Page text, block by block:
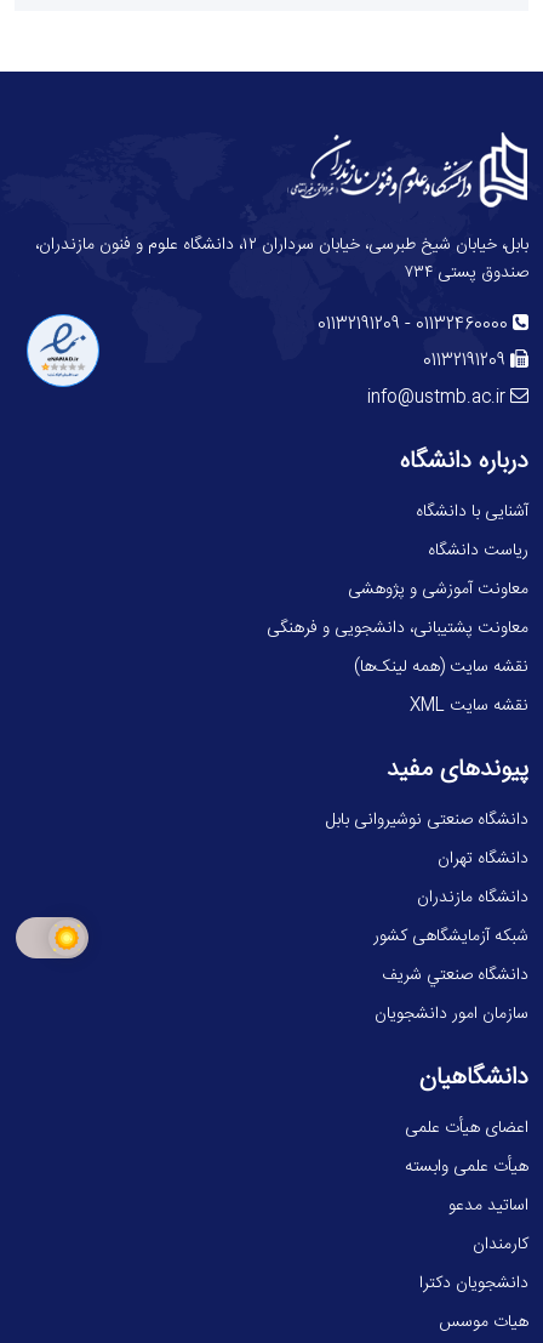
بابل، خیابان شیخ طبرسی، خیابان سرداران ۱۲، دانشگاه علوم و فنون مازندران،
صندوق پستی ۷۳۴
01132460000
-
01132191209
01132191209
info@ustmb.ac.ir
درباره دانشگاه
آشنایی با دانشگاه
ریاست دانشگاه
معاونت آموزشی و پژوهشی
معاونت پشتیبانی، دانشجویی و فرهنگی
نقشه سایت (همه لینک‌ها)
نقشه سایت XML
پیوندهای مفید
دانشگاه صنعتی نوشیروانی بابل
دانشگاه تهران
دانشگاه مازندران
شبکه آزمایشگاهی کشور
دانشگاه صنعتي شريف
سازمان امور دانشجویان
دانشگاهیان
اعضای هیأت علمی
هیأت علمی وابسته
اساتید مدعو
کارمندان
دانشجویان دکترا
هیات موسس